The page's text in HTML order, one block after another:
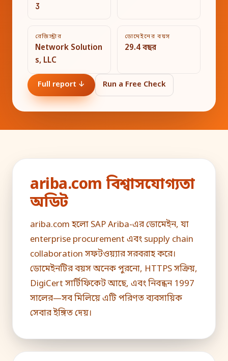
3
রেজিস্ট্রার
Network Solution
s, LLC
ডোমেইনের বয়স
29.4 বছর
Full report ↓ Run a Free Check
ariba.com বিশ্বাসযোগ্যতা
অডিট
ariba.com হলো SAP Ariba-এর ডোমেইন, যা
enterprise procurement এবং supply chain
collaboration সফটওয়্যার সরবরাহ করে।
ডোমেইনটির বয়স অনেক পুরনো, HTTPS সক্রিয়,
DigiCert সার্টিফিকেট আছে, এবং নিবন্ধন 1997
সালের—সব মিলিয়ে এটি পরিণত ব্যবসায়িক
সেবার ইঙ্গিত দেয়।